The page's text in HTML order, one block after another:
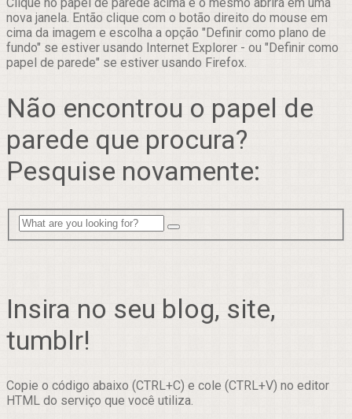
nova janela. Então clique com o botão direito do mouse em
cima da imagem e escolha a opção "Definir como plano de
fundo" se estiver usando Internet Explorer - ou "Definir como
papel de parede" se estiver usando Firefox.
Não encontrou o papel de
parede que procura?
Pesquise novamente:
Insira no seu blog, site,
tumblr!
Copie o código abaixo (CTRL+C) e cole (CTRL+V) no editor
HTML do serviço que você utiliza.